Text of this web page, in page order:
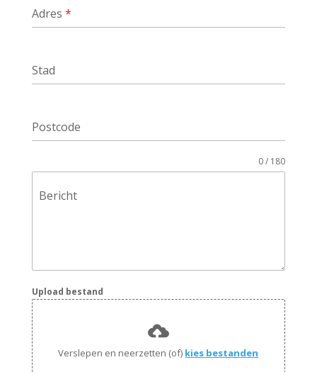
Adres *
Stad
Postcode
Bericht
0 / 180
Upload bestand
Verslepen en neerzetten (of) kies bestanden